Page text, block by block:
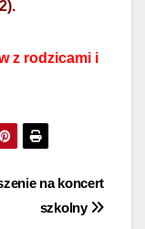
z rodzicami i
na koncert
szkolny